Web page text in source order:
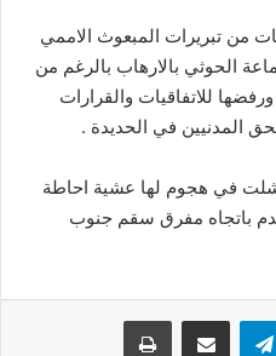
من تبريرات المبعوث الاممي
الحوثي بالارهاب بالرغم من
للاتفاقيات والقرارات
بحق المدنيين في الحديدة .
في هجوم لها عشية احاطة
باتجاه مفرق سقم جنوب
تيلقرام مشاركة عبر البريد طباعة